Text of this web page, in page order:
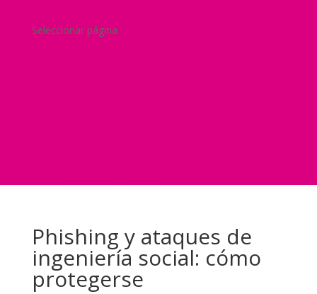
Seleccionar página
Phishing y ataques de
ingeniería social: cómo
protegerse